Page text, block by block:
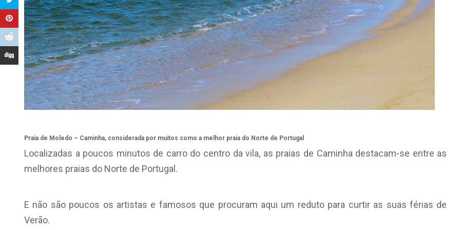
Praia de Moledo – Caminha, considerada por muitos como a melhor praia do Norte de Portugal
Localizadas a poucos minutos de carro do centro da vila, as praias de Caminha destacam-se entre as
melhores praias do Norte de Portugal.
E não são poucos os artistas e famosos que procuram aqui um reduto para curtir as suas férias de
Verão.